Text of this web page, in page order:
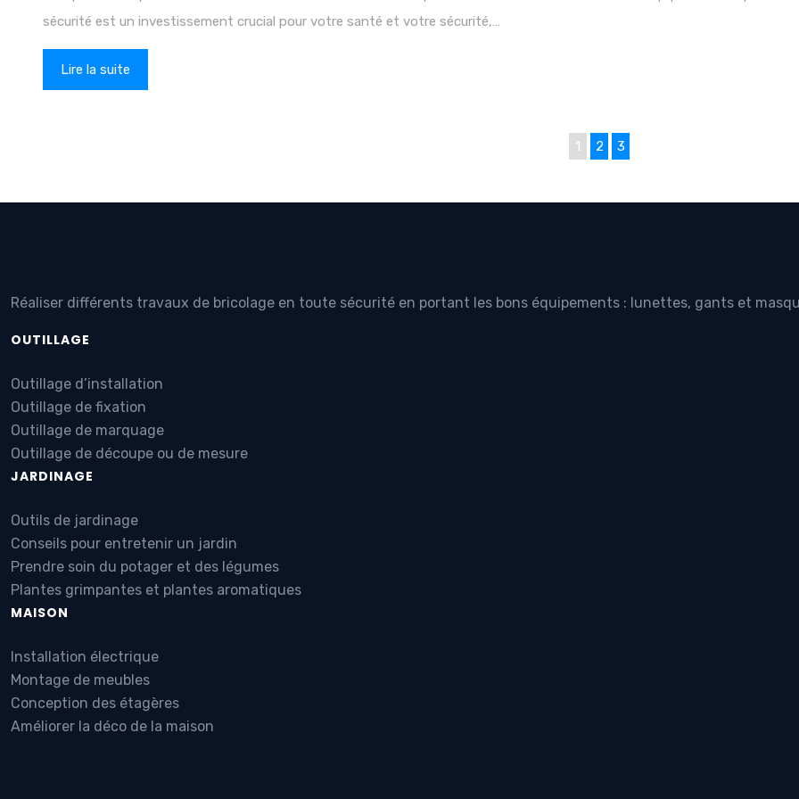
sécurité est un investissement crucial pour votre santé et votre sécurité,…
Lire la suite
1 2 3
Réaliser différents travaux de bricolage en toute sécurité en portant les bons équipements : lunettes, gants et
OUTILLAGE
Outillage d’installation
Outillage de fixation
Outillage de marquage
Outillage de découpe ou de mesure
JARDINAGE
Outils de jardinage
Conseils pour entretenir un jardin
Prendre soin du potager et des légumes
Plantes grimpantes et plantes aromatiques
MAISON
Installation électrique
Montage de meubles
Conception des étagères
Améliorer la déco de la maison